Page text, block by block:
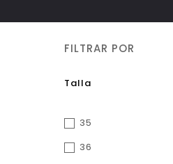
FILTRAR POR
Talla
35
36